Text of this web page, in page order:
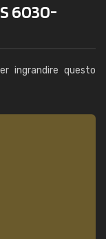
6030-
ingrandire questo